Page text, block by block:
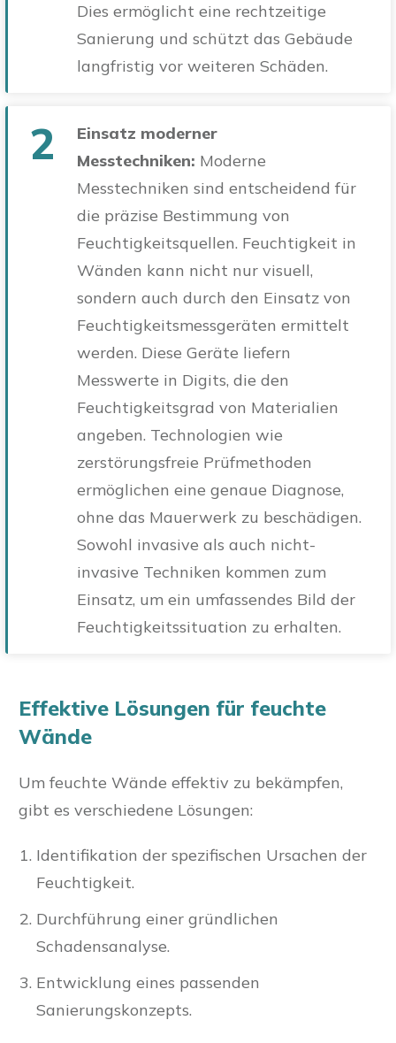
Dies ermöglicht eine rechtzeitige
Sanierung und schützt das Gebäude
langfristig vor weiteren Schäden.
2
Einsatz moderner
Messtechniken: Moderne
Messtechniken sind entscheidend für
die präzise Bestimmung von
Feuchtigkeitsquellen. Feuchtigkeit in
Wänden kann nicht nur visuell,
sondern auch durch den Einsatz von
Feuchtigkeitsmessgeräten ermittelt
werden. Diese Geräte liefern
Messwerte in Digits, die den
Feuchtigkeitsgrad von Materialien
angeben. Technologien wie
zerstörungsfreie Prüfmethoden
ermöglichen eine genaue Diagnose,
ohne das Mauerwerk zu beschädigen.
Sowohl invasive als auch nicht-
invasive Techniken kommen zum
Einsatz, um ein umfassendes Bild der
Feuchtigkeitssituation zu erhalten.
Effektive Lösungen für feuchte
Wände
Um feuchte Wände effektiv zu bekämpfen,
gibt es verschiedene Lösungen:
Identifikation der spezifischen Ursachen der
Feuchtigkeit.
Durchführung einer gründlichen
Schadensanalyse.
Entwicklung eines passenden
Sanierungskonzepts.